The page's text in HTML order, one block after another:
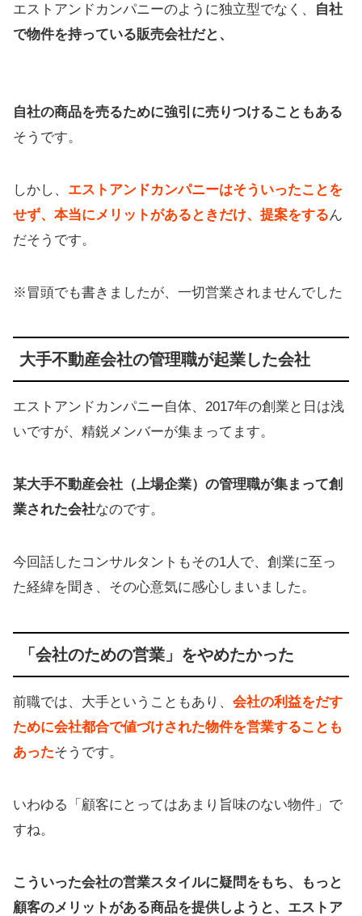
エストアンドカンパニーのように独立型でなく、
自社
で物件を持っている販売会社だと、
自社の商品を売るために強引に売りつけることもある
そうです。
しかし、 エストアンドカンパニーはそういったことを
せず、本当にメリットがあるときだけ、提案をするん
だそうです。
※冒頭でも書きましたが、一切営業されませんでした
大手不動産会社の管理職が起業した会社
エストアンドカンパニー自体、2017年の創業と日は浅
いですが、精鋭メンバーが集まってます。
某大手不動産会社（上場企業）の管理職が集まって創
業された会社なのです。
今回話したコンサルタントもその1人で、創業に至っ
た経緯を聞き、その心意気に感心しまいました。
「会社のための営業」をやめたかった
前職では、大手ということもあり、 会社の利益をだす
ために会社都合で値づけされた物件を営業することも
あったそうです。
いわゆる「顧客にとってはあまり旨味のない物件」で
すね。
こういった会社の営業スタイルに疑問をもち、もっと
顧客のメリットがある商品を提供しようと、エストア